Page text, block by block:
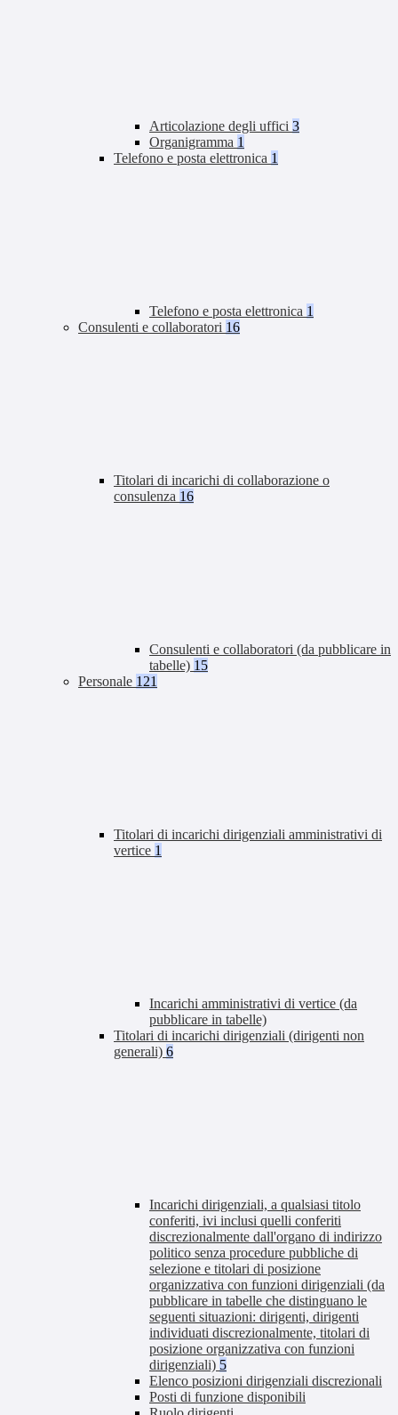
Articolazione degli uffici 3
Organigramma 1
Telefono e posta elettronica 1
Telefono e posta elettronica 1
Consulenti e collaboratori 16
Titolari di incarichi di collaborazione o
consulenza 16
Consulenti e collaboratori (da pubblicare in
tabelle) 15
Personale 121
Titolari di incarichi dirigenziali amministrativi di
vertice 1
Incarichi amministrativi di vertice (da
pubblicare in tabelle)
Titolari di incarichi dirigenziali (dirigenti non
generali) 6
Incarichi dirigenziali, a qualsiasi titolo
conferiti, ivi inclusi quelli conferiti
discrezionalmente dall'organo di indirizzo
politico senza procedure pubbliche di
selezione e titolari di posizione
organizzativa con funzioni dirigenziali (da
pubblicare in tabelle che distinguano le
seguenti situazioni: dirigenti, dirigenti
individuati discrezionalmente, titolari di
posizione organizzativa con funzioni
dirigenziali) 5
Elenco posizioni dirigenziali discrezionali
Posti di funzione disponibili